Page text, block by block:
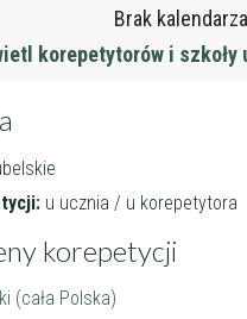
Brak
korepetytorów i szkoły
u ucznia / u korepetytora
korepetycji
(cała Polska)